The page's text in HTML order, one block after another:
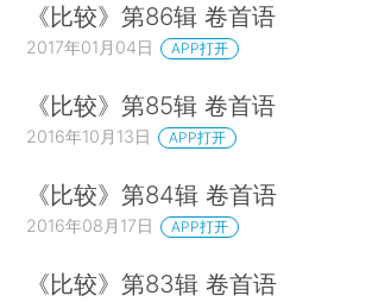
《比较》第86辑 卷首语
2017年01月04日 APP打开
《比较》第85辑 卷首语
2016年10月13日 APP打开
《比较》第84辑 卷首语
2016年08月17日 APP打开
《比较》第83辑 卷首语